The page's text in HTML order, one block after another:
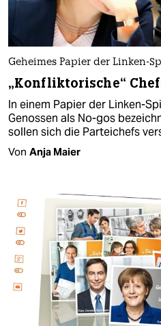
Geheimes Papier der Linken-
„Konfliktorische“
In einem Papier der Linken-
Genossen als No-gos
sollen sich die Parteichefs
Von Anja Maier